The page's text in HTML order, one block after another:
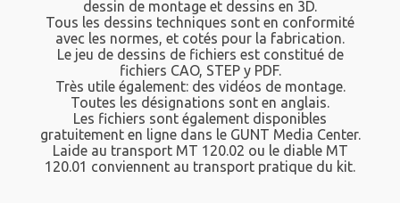
dessin de montage et dessins en 3D.
Tous les dessins techniques sont en conformité
avec les normes, et cotés pour la fabrication.
Le jeu de dessins de fichiers est constitué de
fichiers CAO, STEP y PDF.
Très utile également: des vidéos de montage.
Toutes les désignations sont en anglais.
Les fichiers sont également disponibles
gratuitement en ligne dans le GUNT Media Center.
Laide au transport MT 120.02 ou le diable MT
120.01 conviennent au transport pratique du kit.